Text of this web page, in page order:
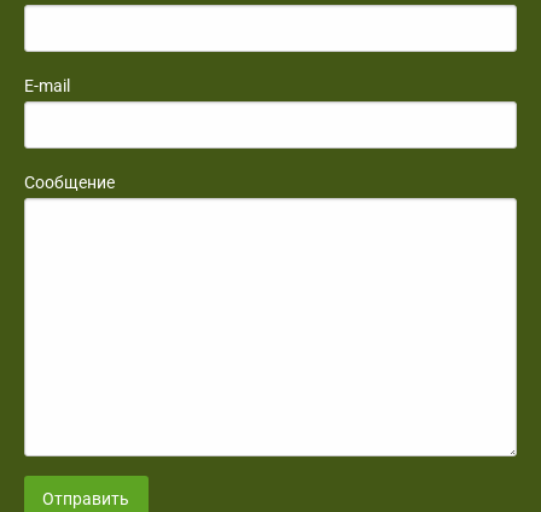
E-mail
Сообщение
Отправить